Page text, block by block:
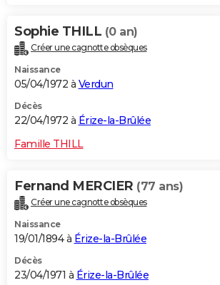
Sophie THILL (0 an)
Créer une cagnotte obsèques
Naissance
05/04/1972 à Verdun
Décès
22/04/1972 à Érize-la-Brûlée
Famille THILL
Fernand MERCIER (77 ans)
Créer une cagnotte obsèques
Naissance
19/01/1894 à Érize-la-Brûlée
Décès
23/04/1971 à Érize-la-Brûlée